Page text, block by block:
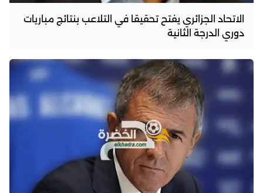
الاتحاد الجزائري يفتح تحقيقا في التلاعب بنتائج مباريات
دوري الدرجة الثانية